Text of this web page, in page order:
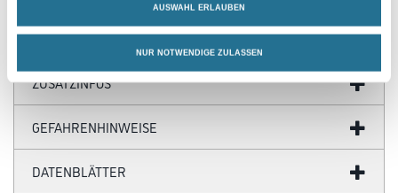
AUSWAHL ERLAUBEN
NUR NOTWENDIGE ZULASSEN
ZUSATZINFOS
GEFAHRENHINWEISE
DATENBLÄTTER